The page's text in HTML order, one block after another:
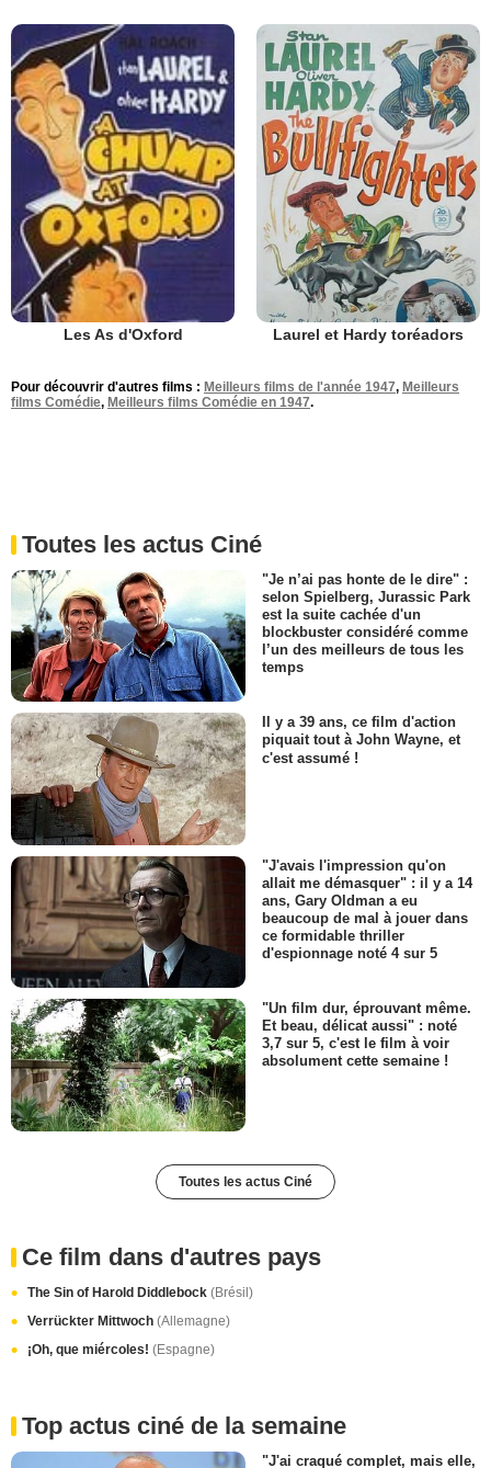
Les As d'Oxford Laurel et Hardy toréadors
Pour découvrir d'autres films : Meilleurs films de l'année 1947, Meilleurs
films Comédie, Meilleurs films Comédie en 1947.
Toutes les actus Ciné
"Je n’ai pas honte de le dire" :
selon Spielberg, Jurassic Park
est la suite cachée d'un
blockbuster considéré comme
l’un des meilleurs de tous les
temps
Il y a 39 ans, ce film d'action
piquait tout à John Wayne, et
c'est assumé !
"J'avais l'impression qu'on
allait me démasquer" : il y a 14
ans, Gary Oldman a eu
beaucoup de mal à jouer dans
ce formidable thriller
d'espionnage noté 4 sur 5
"Un film dur, éprouvant même.
Et beau, délicat aussi" : noté
3,7 sur 5, c'est le film à voir
absolument cette semaine !
Toutes les actus Ciné
Ce film dans d'autres pays
The Sin of Harold Diddlebock (Brésil)
Verrückter Mittwoch (Allemagne)
¡Oh, que miércoles! (Espagne)
Top actus ciné de la semaine
"J'ai craqué complet, mais elle,